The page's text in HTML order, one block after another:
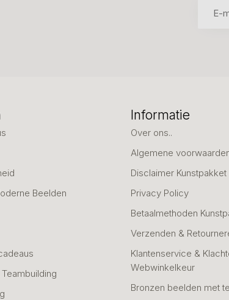
Beelden
Informatie
Over ons..
Algemene
Disclaimer Kunstpakket
Privacy Policy
Betaalmethoden
Verzenden &
Klantenservice &
Webwinkelkeur
Bronzen beelden met